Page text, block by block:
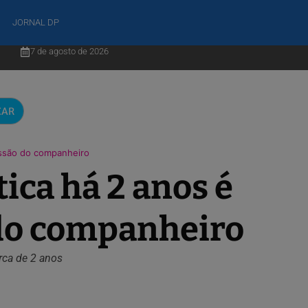
JORNAL DP
7 de agosto de 2026
do companheiro
há 2 anos é
companheiro
de 2 anos